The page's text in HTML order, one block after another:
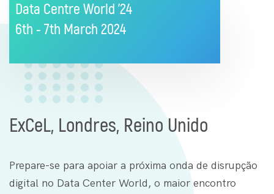
Data Centre World '24
6th - 7th March 2024
ExCeL, Londres, Reino Unido
Prepare-se para apoiar a próxima onda de disrupção
digital no Data Center World, o maior encontro